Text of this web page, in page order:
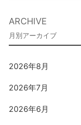
ARCHIVE
2026年8月
2026年7月
2026年6月